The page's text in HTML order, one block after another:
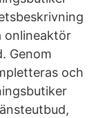
onlineaktör
Genom
och